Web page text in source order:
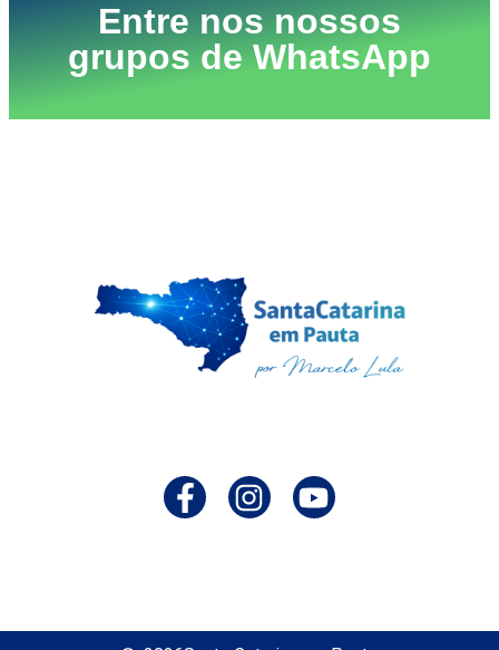
Entre nos nossos
grupos de WhatsApp